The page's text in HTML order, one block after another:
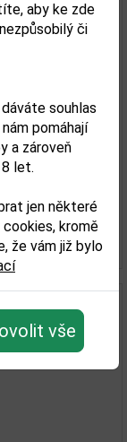
aby ke zde
či
souhlas
pomáhají
a zároveň
let.
jen některé
kromě
že vám již bylo
vše
0,75l